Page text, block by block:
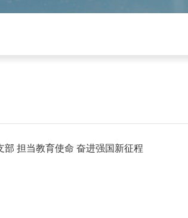
担当教育使命 奋进强国新征程